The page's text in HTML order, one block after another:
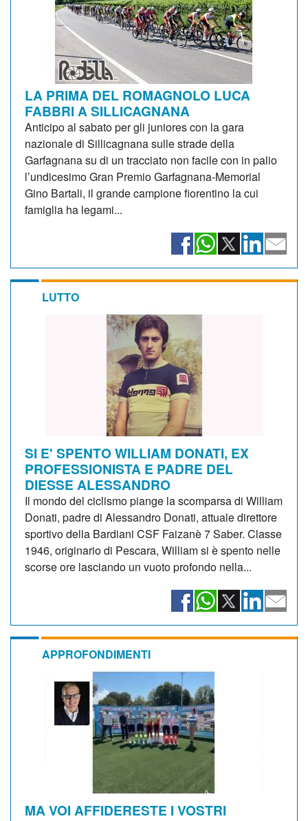
LA PRIMA DEL ROMAGNOLO LUCA
FABBRI A SILLICAGNANA
Anticipo al sabato per gli juniores con la gara
nazionale di Sillicagnana sulle strade della
Garfagnana su di un tracciato non facile con in palio
l’undicesimo Gran Premio Garfagnana-Memorial
Gino Bartali, il grande campione fiorentino la cui
famiglia ha legami...
LUTTO
SI E' SPENTO WILLIAM DONATI, EX
PROFESSIONISTA E PADRE DEL
DIESSE ALESSANDRO
Il mondo del ciclismo piange la scomparsa di William
Donati, padre di Alessandro Donati, attuale direttore
sportivo della Bardiani CSF Faizanè 7 Saber. Classe
1946, originario di Pescara, William si è spento nelle
scorse ore lasciando un vuoto profondo nella...
APPROFONDIMENTI
MA VOI AFFIDERESTE I VOSTRI